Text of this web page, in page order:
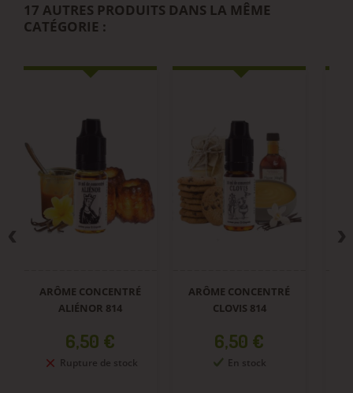
17 AUTRES PRODUITS DANS LA MÊME
CATÉGORIE :
ARÔME CONCENTRÉ
ALIÉNOR 814
Prix
6,50 €
Rupture de stock
ARÔME CONCENTRÉ
CLOVIS 814
Prix
6,50 €
En stock